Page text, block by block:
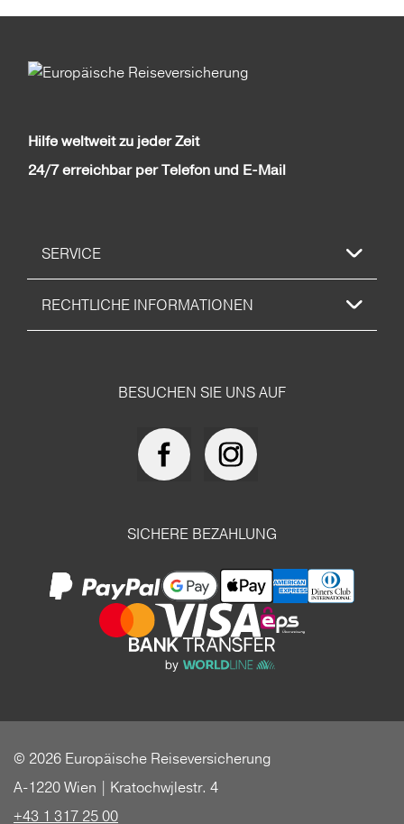
Hilfe weltweit zu jeder Zeit
24/7 erreichbar per Telefon und E-Mail
SERVICE
RECHTLICHE INFORMATIONEN
BESUCHEN SIE UNS AUF
SICHERE BEZAHLUNG
© 2026 Europäische Reiseversicherung
A-1220 Wien | Kratochwjlestr. 4
+43 1 317 25 00